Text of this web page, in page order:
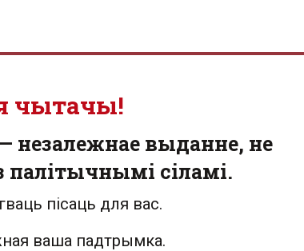
чытачы!
незалежнае выданне, не
палітычнымі сіламі.
пісаць для вас.
ваша падтрымка.